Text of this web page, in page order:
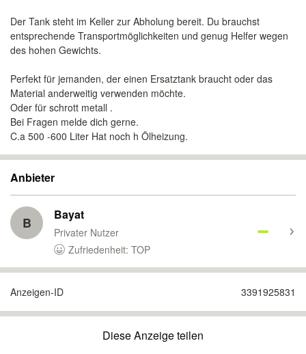
Der Tank steht im Keller zur Abholung bereit. Du brauchst
entsprechende Transportmöglichkeiten und genug Helfer wegen
des hohen Gewichts.
Perfekt für jemanden, der einen Ersatztank braucht oder das
Material anderweitig verwenden möchte.
Oder für schrott metall .
Bei Fragen melde dich gerne.
C.a 500 -600 Liter Hat noch h Ölheizung.
Anbieter
B Bayat
Privater Nutzer
Zufriedenheit: TOP
Anzeigen-ID 3391925831
Diese Anzeige teilen